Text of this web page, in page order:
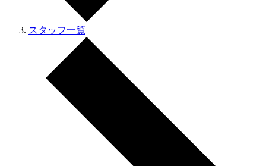
スタッフ一覧